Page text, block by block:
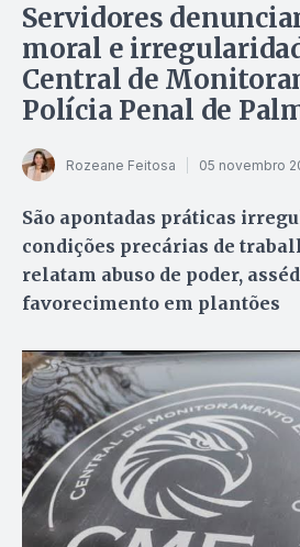
Servidores
moral e
Central de
Polícia Penal de
Rozeane Feitosa 05 novembro
São apontadas práticas
condições precárias de
relatam abuso de poder,
favorecimento em plantões